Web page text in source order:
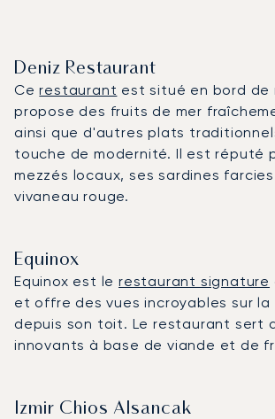
Deniz Restaurant
Cerestaurant est situé en bord de
propose des fruits de mer
ainsi que d'autres plats
touche de modernité. Il est réputé
mezzés locaux, ses sardines
vivaneau rouge.
Equinox
Equinox est lerestaurant signature
et offre des vues incroyables sur
depuis son toit. Le restaurant sert
innovants à base de viande et de
Izmir Chios Alsancak